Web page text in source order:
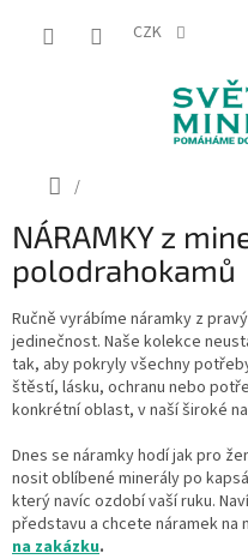
CZK
Domů
/
NÁRAMKY z
polodrahokamů
Ručně vyrábíme náramky z
jedinečnost. Naše kolekce
tak, aby pokryly všechny
štěstí, lásku, ochranu nebo
konkrétní oblast, v naší široké
Dnes se náramky hodí jak pro
nosit oblíbené minerály po
který navíc ozdobí vaší ruku.
představu a chcete náramek
na zakázku.